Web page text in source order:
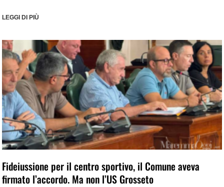
LEGGI DI PIÙ
Fideiussione per il centro sportivo, il Comune aveva
firmato l’accordo. Ma non l’US Grosseto